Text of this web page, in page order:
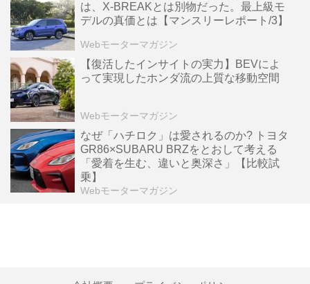
は、X-BREAKとは別物だった。最上級モ
デルの真価とは【マンスリーレポート/3】
Webモーターマガジン
【復活したインサイトの実力】BEVによ
って実現したホンダ流の上質な移動空間
Webモーターマガジン
なぜ「ハチロク」は愛されるのか? トヨタ
GR86×SUBARU BRZをとおして考える
「愛着を生む、違いと奥深さ」【比較試
乗】
Webモーターマガジン